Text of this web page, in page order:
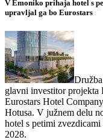
V Emoniko prihaja hotel s
upravljal ga bo Eurostars
glavni investitor projekta
Eurostars Hotel
Hotusa. V južnem delu
hotel s petimi
2028.